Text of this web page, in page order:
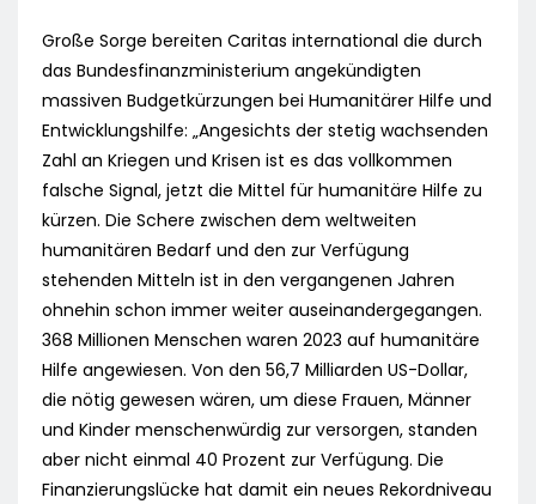
Große Sorge bereiten Caritas international die durch
das Bundesfinanzministerium angekündigten
massiven Budgetkürzungen bei Humanitärer Hilfe und
Entwicklungshilfe: „Angesichts der stetig wachsenden
Zahl an Kriegen und Krisen ist es das vollkommen
falsche Signal, jetzt die Mittel für humanitäre Hilfe zu
kürzen. Die Schere zwischen dem weltweiten
humanitären Bedarf und den zur Verfügung
stehenden Mitteln ist in den vergangenen Jahren
ohnehin schon immer weiter auseinandergegangen.
368 Millionen Menschen waren 2023 auf humanitäre
Hilfe angewiesen. Von den 56,7 Milliarden US-Dollar,
die nötig gewesen wären, um diese Frauen, Männer
und Kinder menschenwürdig zur versorgen, standen
aber nicht einmal 40 Prozent zur Verfügung. Die
Finanzierungslücke hat damit ein neues Rekordniveau